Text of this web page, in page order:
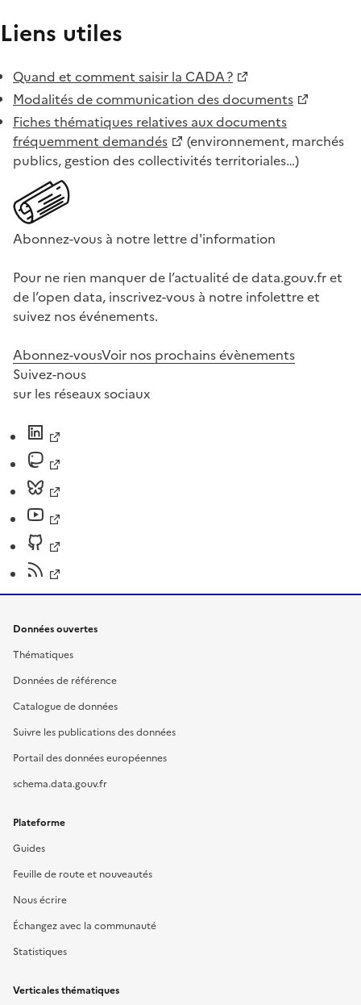
Liens utiles
Quand et comment saisir la CADA ?
Modalités de communication des documents
Fiches thématiques relatives aux documents
fréquemment demandés
(environnement, marchés
publics, gestion des collectivités territoriales…)
Abonnez-vous à notre lettre d'information
Pour ne rien manquer de l’actualité de data.gouv.fr et
de l’open data, inscrivez-vous à notre infolettre et
suivez nos événements.
Abonnez-vousVoir nos prochains évènements
Suivez-nous
sur les réseaux sociaux
Données ouvertes
Thématiques
Données de référence
Catalogue de données
Suivre les publications des données
Portail des données européennes
schema.data.gouv.fr
Plateforme
Guides
Feuille de route et nouveautés
Nous écrire
Échangez avec la communauté
Statistiques
Verticales thématiques